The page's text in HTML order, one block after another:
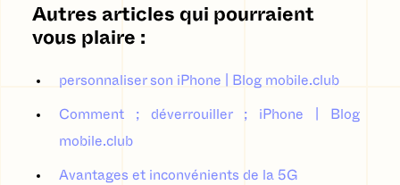
Autres articles qui pourraient
vous plaire :
personnaliser son iPhone | Blog mobile.club
Comment ; déverrouiller ; iPhone | Blog
mobile.club
Avantages et inconvénients de la 5G